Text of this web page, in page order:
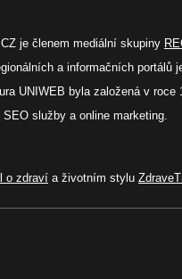
je členem mediální skupiny
a informačních portálů
UNIWEB byla založená v roce
služby a online marketing.
o zdraví a životním stylu